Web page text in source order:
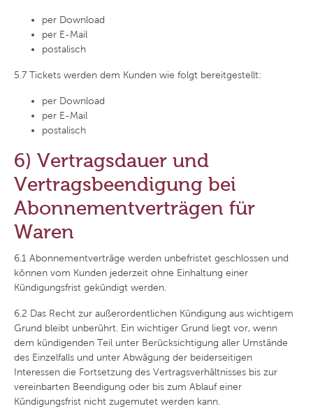
per Download
per E-Mail
postalisch
5.7 Tickets werden dem Kunden wie folgt bereitgestellt:
per Download
per E-Mail
postalisch
6) Vertragsdauer und
Vertragsbeendigung bei
Abonnementverträgen für
Waren
6.1 Abonnementverträge werden unbefristet geschlossen und
können vom Kunden jederzeit ohne Einhaltung einer
Kündigungsfrist gekündigt werden.
6.2 Das Recht zur außerordentlichen Kündigung aus wichtigem
Grund bleibt unberührt. Ein wichtiger Grund liegt vor, wenn
dem kündigenden Teil unter Berücksichtigung aller Umstände
des Einzelfalls und unter Abwägung der beiderseitigen
Interessen die Fortsetzung des Vertragsverhältnisses bis zur
vereinbarten Beendigung oder bis zum Ablauf einer
Kündigungsfrist nicht zugemutet werden kann.